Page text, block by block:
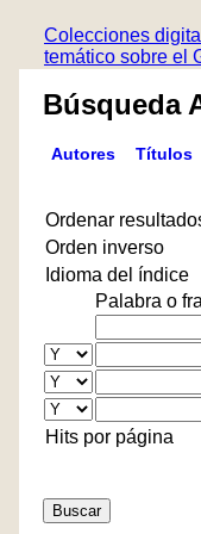
Colecciones
temático sobre el
Búsqueda
Autores Títulos
Ordenar
Orden inverso
Idioma del índice
Palabra o
Hits por página